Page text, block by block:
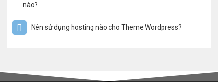
nào?
Nên sử dụng hosting nào cho Theme Wordpress?